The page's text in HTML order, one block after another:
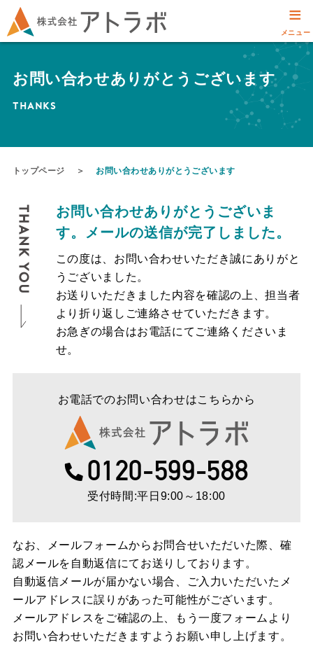
≡
メニュー
お問い合わせありがとうございます
THANKS
トップページ ＞ お問い合わせありがとうございます
お問い合わせありがとうございま
す。メールの送信が完了しました。
この度は、お問い合わせいただき誠にありがと
うございました。
お送りいただきました内容を確認の上、担当者
より折り返しご連絡させていただきます。
お急ぎの場合はお電話にてご連絡くださいま
せ。
お電話でのお問い合わせはこちらから
0120-599-588
受付時間:平日9:00～18:00
なお、メールフォームからお問合せいただいた際、確
認メールを自動返信にてお送りしております。
自動返信メールが届かない場合、ご入力いただいたメ
ールアドレスに誤りがあった可能性がございます。
メールアドレスをご確認の上、もう一度フォームより
お問い合わせいただきますようお願い申し上げます。